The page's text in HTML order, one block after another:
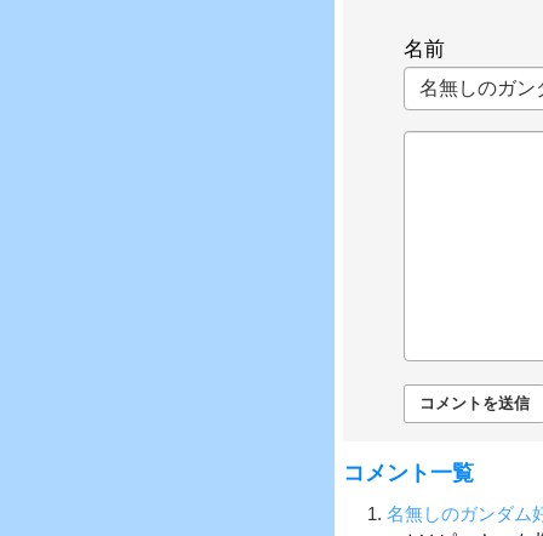
名前
コメント一覧
1. 名無しのガンダム